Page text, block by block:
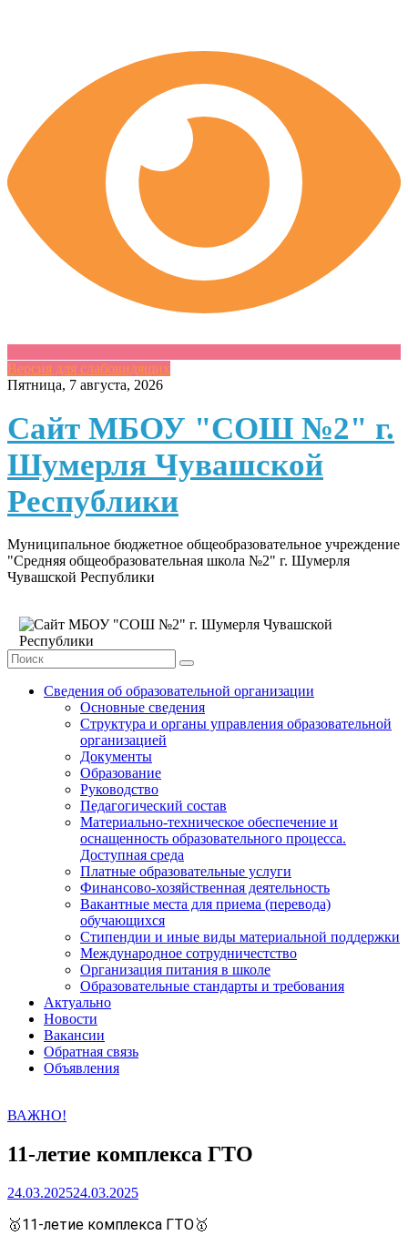
Версия для слабовидящих
Skip
content
Пятница, 7 августа, 2026
Сайт МБОУ "СОШ №2" г.
Шумерля Чувашской
Республики
Муниципальное бюджетное общеобразовательное учреждение
"Средняя общеобразовательная школа №2" г. Шумерля
Чувашской Республики
Сведения об образовательной организации
Основные сведения
Структура и органы управления образовательной
организацией
Документы
Образование
Руководство
Педагогический состав
Материально-техническое обеспечение и
оснащенность образовательного процесса.
Доступная среда
Платные образовательные услуги
Финансово-хозяйственная деятельность
Вакантные места для приема (перевода)
обучающихся
Стипендии и иные виды материальной поддержки
Международное сотрудничестство
Организация питания в школе
Образовательные стандарты и требования
Актуально
Новости
Вакансии
Обратная связь
Объявления
ВАЖНО!
11-летие комплекса ГТО
24.03.202524.03.2025
🥇11-летие комплекса ГТО🥇